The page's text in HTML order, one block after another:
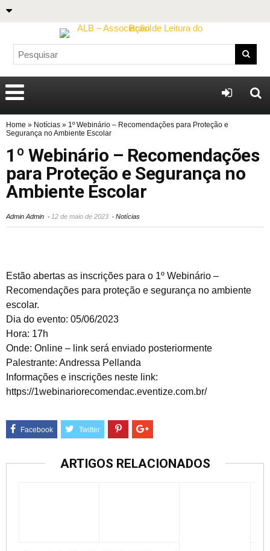
Home » Notícias » 1º Webinário – Recomendações para Proteção e
Segurança no Ambiente Escolar
1º Webinário – Recomendações
para Proteção e Segurança no
Ambiente Escolar
Admin Admin 12 de maio de 2023 Notícias
Estão abertas as inscrições para o 1º Webinário –
Recomendações para proteção e segurança no ambiente
escolar.
Dia do evento: 05/06/2023
Hora: 17h
Onde: Online – link será enviado posteriormente
Palestrante: Andressa Pellanda
Informações e inscrições neste link:
https://1webinariorecomendac.eventize.com.br/
ARTIGOS RELACIONADOS